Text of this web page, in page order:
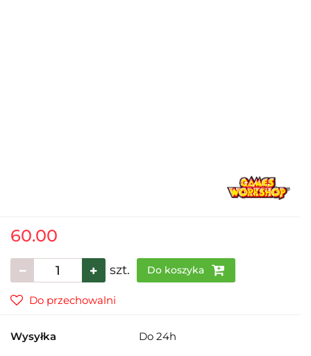
60.00
szt. Do koszyka
Do przechowalni
Wysyłka Do 24h